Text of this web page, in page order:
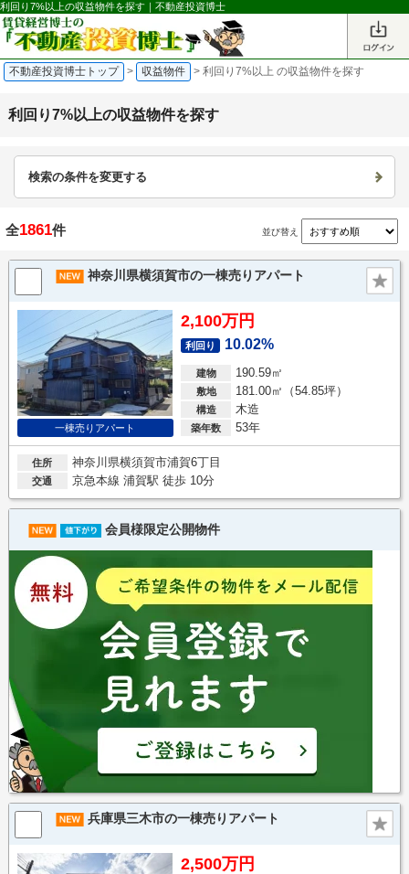
利回り7%以上の収益物件を探す｜不動産投資博士
不動産投資博士トップ > 収益物件 > 利回り7%以上 の収益物件を探す
利回り7%以上の収益物件を探す
検索の条件を変更する
全1861件 並び替え
神奈川県横須賀市の一棟売りアパート
一棟売りアパート
2,100万円
利回り 10.02%
建物 190.59㎡
敷地 181.00㎡（54.85坪）
構造 木造
築年数 53年
住所 神奈川県横須賀市浦賀6丁目
交通 京急本線 浦賀駅 徒歩 10分
会員様限定公開物件
兵庫県三木市の一棟売りアパート
2,500万円